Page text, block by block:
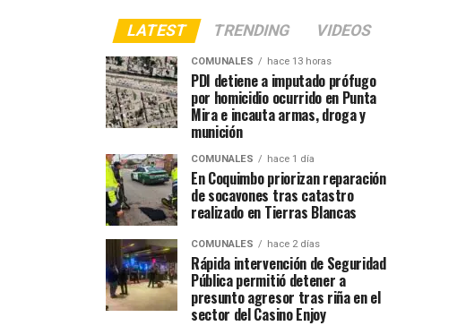
LATEST TRENDING VIDEOS
COMUNALES hace 13 horas
PDI detiene a imputado prófugo
por homicidio ocurrido en Punta
Mira e incauta armas, droga y
munición
COMUNALES hace 1 día
En Coquimbo priorizan reparación
de socavones tras catastro
realizado en Tierras Blancas
COMUNALES hace 2 días
Rápida intervención de Seguridad
Pública permitió detener a
presunto agresor tras riña en el
sector del Casino Enjoy